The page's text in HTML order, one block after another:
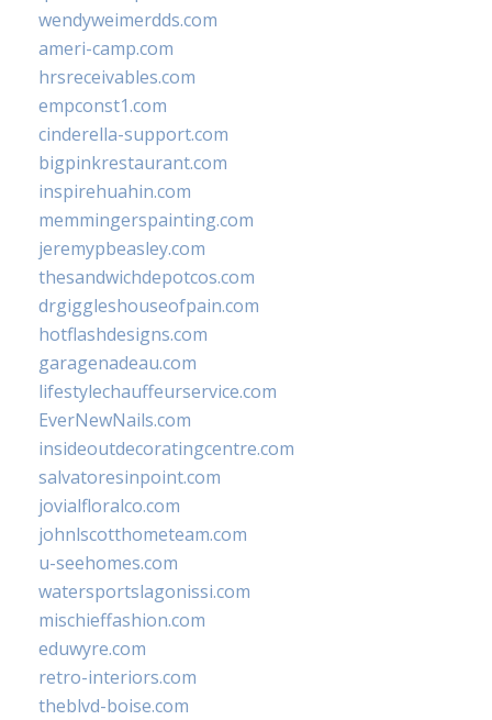
wendyweimerdds.com
ameri-camp.com
hrsreceivables.com
empconst1.com
cinderella-support.com
bigpinkrestaurant.com
inspirehuahin.com
memmingerspainting.com
jeremypbeasley.com
thesandwichdepotcos.com
drgiggleshouseofpain.com
hotflashdesigns.com
garagenadeau.com
lifestylechauffeurservice.com
EverNewNails.com
insideoutdecoratingcentre.com
salvatoresinpoint.com
jovialfloralco.com
johnlscotthometeam.com
u-seehomes.com
watersportslagonissi.com
mischieffashion.com
eduwyre.com
retro-interiors.com
theblvd-boise.com